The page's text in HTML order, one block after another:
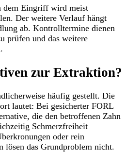
dem Eingriff wird meist
Der weitere Verlauf hängt
ab. Kontrolltermine dienen
prüfen und das weitere
zur Extraktion?
häufig gestellt. Die
lautet: Bei gesicherter FORL
die den betroffenen Zahn
Schmerzfreiheit
oder rein
lösen das Grundproblem nicht.